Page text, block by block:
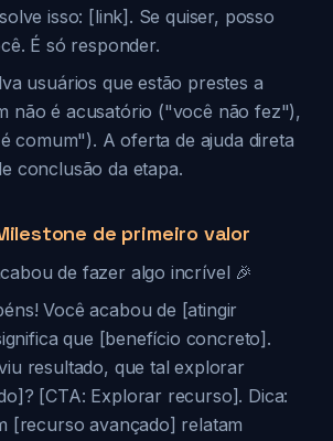
isso: [link]. Se quiser, posso
É só responder.
usuários que estão prestes a
não é acusatório ("você não fez"),
comum"). A oferta de ajuda direta
conclusão da etapa.
de primeiro valor
de fazer algo incrível 🎉
Você acabou de [atingir
que [benefício concreto].
resultado, que tal explorar
[CTA: Explorar recurso]. Dica:
[recurso avançado] relatam